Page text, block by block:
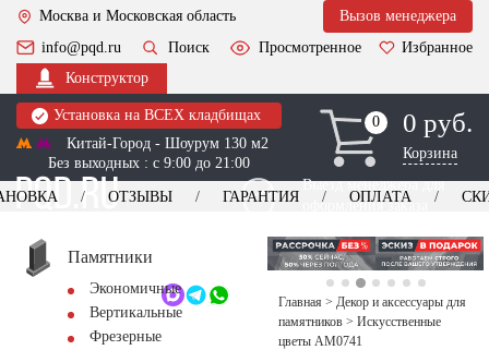
Москва и Московская область
Вызов менеджера
info@pqd.ru
Поиск Просмотренное
Избранное
Конструктор
Установка на ВСЕХ кладбищах
Китай-Город - Шоурум 130 м2
Без выходных : с 9:00 до 21:00
0
0 0 руб.
Корзина
Выезд менеджера для
оформления заказа
+7 (495) 518-44-23
Обратный звонок
ОТЗЫВЫ ГАРАНТИЯ ОПЛАТА
Памятники
Экономичные
Вертикальные
Фрезерные
Главная > Декор и аксессуары для
памятников > Искусственные
цветы AM0741